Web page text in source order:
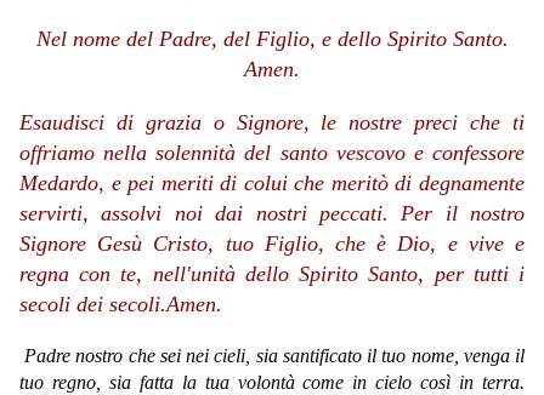
Nel nome del Padre, del Figlio, e dello Spirito Santo.
Amen.
Esaudisci di grazia o Signore, le nostre preci che ti
offriamo nella solennità del santo vescovo e confessore
Medardo, e pei meriti di colui che meritò di degnamente
servirti, assolvi noi dai nostri peccati. Per il nostro
Signore Gesù Cristo, tuo Figlio, che è Dio, e vive e
regna con te, nell'unità dello Spirito Santo, per tutti i
secoli dei secoli.Amen.
Padre nostro che sei nei cieli, sia santificato il tuo nome, venga il
tuo regno, sia fatta la tua volontà come in cielo così in terra.